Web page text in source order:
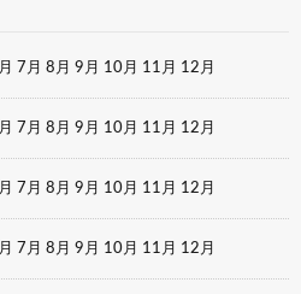
7月 8月 9月 10月 11月 12月
7月 8月 9月 10月 11月 12月
7月 8月 9月 10月 11月 12月
7月 8月 9月 10月 11月 12月